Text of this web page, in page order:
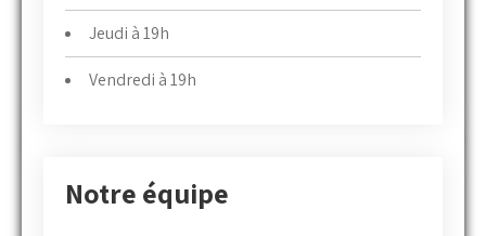
Jeudi à 19h
Vendredi à 19h
Notre équipe